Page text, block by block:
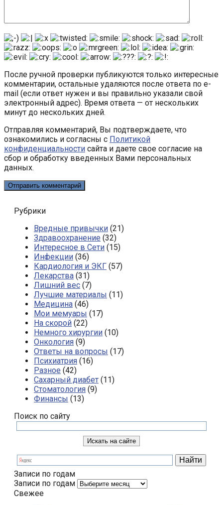
После ручной проверки публикуются только интересные
комментарии, остальные удаляются после ответа по e-
mail (если ответ нужен и вы правильно указали свой
электронный адрес). Время ответа — от нескольких
минут до нескольких дней.
Отправляя комментарий, Вы подтверждаете, что
ознакомились и согласны с Политикой
конфиденциальности сайта и даете свое согласие на
сбор и обработку введенных Вами персональных
данных.
Рубрики
Вредные привычки (21)
Здравоохранение (32)
Интересное в Сети (15)
Инфекции (36)
Кардиология и ЭКГ (57)
Лекарства (31)
Лишний вес (7)
Лучшие материалы (11)
Медицина (46)
Мои мемуары (17)
На скорой (22)
Немного хирургии (10)
Онкология (9)
Ответы на вопросы (17)
Психиатрия (16)
Разное (42)
Сахарный диабет (11)
Стоматология (9)
Финансы (13)
Поиск по сайту
Записи по годам
Записи по годам
Свежее